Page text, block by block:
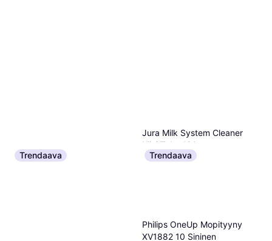
Jura Milk System Cleaner
Mini Tabs 180g
23,90 €
Trendaava Trendaava
Philips OneUp Mopityyny
XV1882 10 Sininen